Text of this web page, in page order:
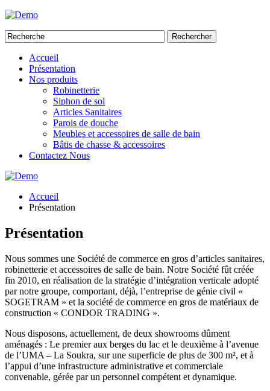
Rechercher
Accueil
Présentation
Nos produits
Robinetterie
Siphon de sol
Articles Sanitaires
Parois de douche
Meubles et accessoires de salle de bain
Bâtis de chasse & accessoires
Contactez Nous
Accueil
Présentation
Présentation
Nous sommes une Société de commerce en gros d’articles sanitaires,
robinetterie et accessoires de salle de bain. Notre Société fût créée
fin 2010, en réalisation de la stratégie d’intégration verticale adopté
par notre groupe, comportant, déjà, l’entreprise de génie civil «
SOGETRAM » et la société de commerce en gros de matériaux de
construction « CONDOR TRADING ».
Nous disposons, actuellement, de deux showrooms dûment
aménagés : Le premier aux berges du lac et le deuxième à l’avenue
de l’UMA – La Soukra, sur une superficie de plus de 300 m², et à
l’appui d’une infrastructure administrative et commerciale
convenable, gérée par un personnel compétent et dynamique.